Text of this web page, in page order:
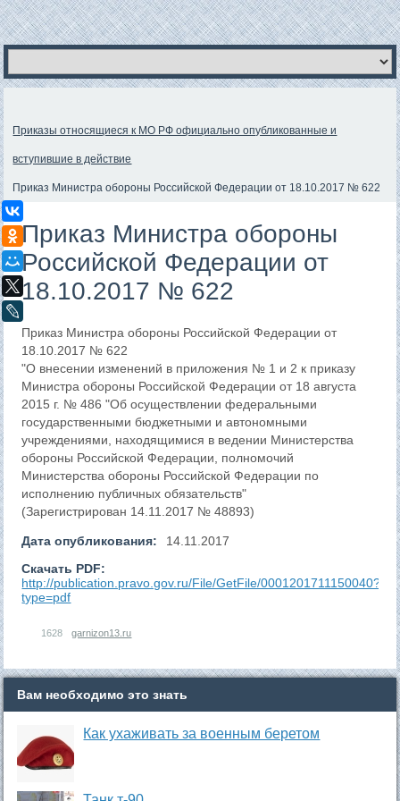
Одноклассники
Мой Мир
X
Приказы относящиеся к МО РФ официально опубликованные и
вступившие в действие
Приказ Министра обороны Российской Федерации от 18.10.2017 № 622
Приказ Министра обороны
Российской Федерации от
18.10.2017 № 622
Приказ Министра обороны Российской Федерации от
18.10.2017 № 622
"О внесении изменений в приложения № 1 и 2 к приказу
Министра обороны Российской Федерации от 18 августа
2015 г. № 486 "Об осуществлении федеральными
государственными бюджетными и автономными
учреждениями, находящимися в ведении Министерства
обороны Российской Федерации, полномочий
Министерства обороны Российской Федерации по
исполнению публичных обязательств"
(Зарегистрирован 14.11.2017 № 48893)
Дата опубликования:
14.11.2017
Скачать PDF:
http://publication.pravo.gov.ru/File/GetFile/0001201711150040?
type=pdf
1628 garnizon13.ru
Вам необходимо это знать
Как ухаживать за военным беретом